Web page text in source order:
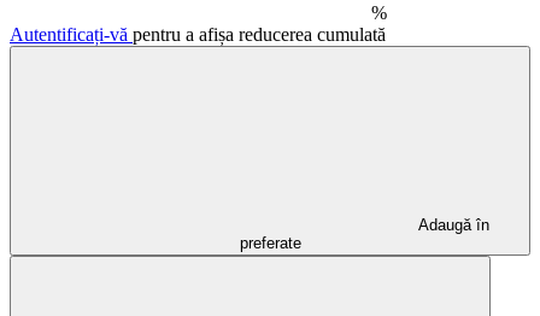
%
Autentificați-vă pentru a afișa reducerea cumulată
Adaugă în
preferate